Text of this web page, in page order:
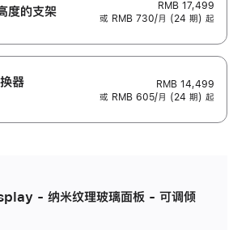
度的支‍架
RMB 17,499
或 RMB 730/月 (24 期) 起
器
RMB 14,499
或 RMB 605/月 (24 期) 起
- 纳米纹理玻璃面板 - 可调倾